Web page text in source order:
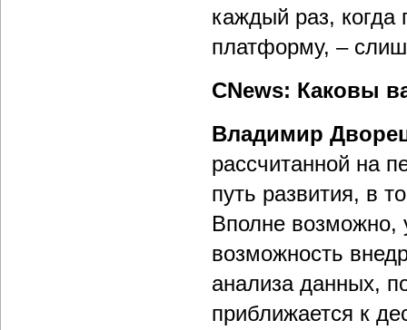
каждый раз, когда
платформу, –
CNews: Каковы
Владимир
рассчитанной на
путь развития, в
Вполне возможно,
возможность
анализа данных,
приближается к